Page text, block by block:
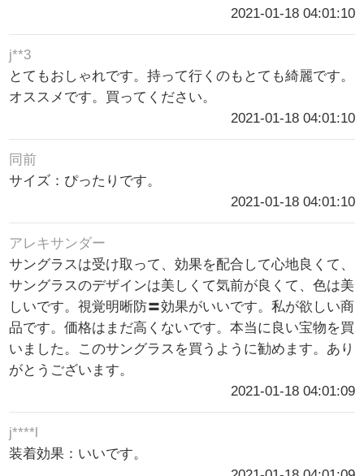
2021-01-18 04:01:10
j**3
とてもおしゃれです。持って行くのもとても綺麗です。
オススメです。買ってください。
2021-01-18 04:01:10
同前
サイズ：ぴったりです。
2021-01-18 04:01:10
アレキサンダー
サングラスは受け取って、効果を配合して心地良くて、
サングラスのデザインは美しくて気前が良くて、色は美
しいです。視覚明晰防〓効果がいいです。私が欲しい商
品です。価格はまだ高くないです。本当に良い宝物を買
いました。このサングラスを買うように勧めます。あり
がとうございます。
2021-01-18 04:01:09
j****l
装着効果：いいです。